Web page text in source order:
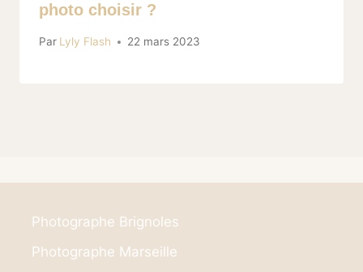
photo choisir ?
Par Lyly Flash 22 mars 2023
Photographe Brignoles
Photographe Marseille